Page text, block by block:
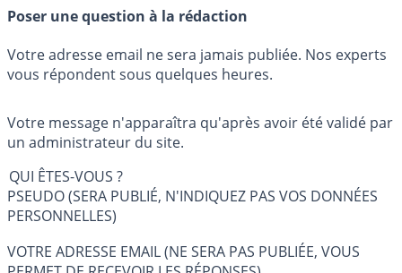
Poser une question à la rédaction
Votre adresse email ne sera jamais publiée. Nos experts
vous répondent sous quelques heures.
Votre message n'apparaîtra qu'après avoir été validé par
un administrateur du site.
QUI ÊTES-VOUS ?
PSEUDO (SERA PUBLIÉ, N'INDIQUEZ PAS VOS DONNÉES
PERSONNELLES)
VOTRE ADRESSE EMAIL (NE SERA PAS PUBLIÉE, VOUS